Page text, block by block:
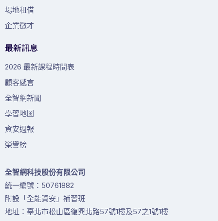
場地租借
企業徵才
最新訊息
2026 最新課程時間表
顧客感言
全智網新聞
學習地圖
資安週報
榮譽榜
全智網科技股份有限公司
統一編號：50761882
附設「全能資安」補習班
地址：臺北市松山區復興北路57號1樓及57之1號1樓